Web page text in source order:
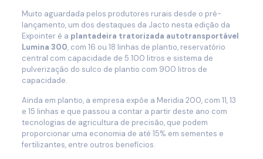
Muito aguardada pelos produtores rurais desde o pré-
lançamento, um dos destaques da Jacto nesta edição da
Expointer é a plantadeira tratorizada autotransportável
Lumina 300, com 16 ou 18 linhas de plantio, reservatório
central com capacidade de 5.100 litros e sistema de
pulverização do sulco de plantio com 900 litros de
capacidade.
Ainda em plantio, a empresa expõe a Meridia 200, com 11, 13
e 15 linhas e que passou a contar a partir deste ano com
tecnologias de agricultura de precisão, que podem
proporcionar uma economia de até 15% em sementes e
fertilizantes, entre outros benefícios.